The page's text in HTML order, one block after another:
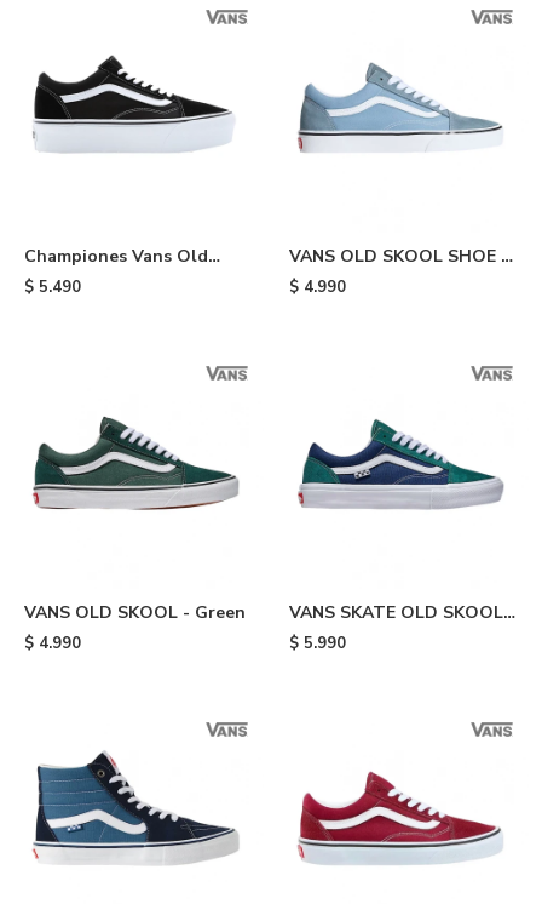
Championes Vans Old
Skool Stackform - Black
$ 5.490
VANS OLD SKOOL SHOE -
Light Blue
$ 4.990
VANS OLD SKOOL - Green
$ 4.990
VANS SKATE OLD SKOOL -
Green
$ 5.990